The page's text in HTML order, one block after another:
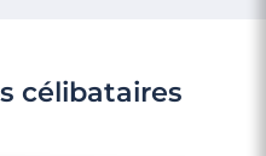
célibataires